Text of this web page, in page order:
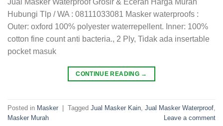
Jual Masker Waterproof Grosir & Eceran Harga Murah
Hubungi Tlp / WA : 08111033081 Masker waterproofs :
Outer: oxford 100% polyester waterrepellent. Inner: 100%
cotton fine count anti bacteria., 2 Ply, Tidak ada insertable
pocket masuk
CONTINUE READING →
Posted in Masker | Tagged Jual Masker Kain Jual Masker Waterproof
Masker Murah
Leave a comment